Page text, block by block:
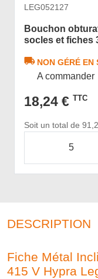
LEG052127
Bouchon
socles et fiches
NON GÉRÉ EN
A commander
18,24 € TTC
Soit un total de
DESCRIPTION
Fiche Métal
415 V Hypra